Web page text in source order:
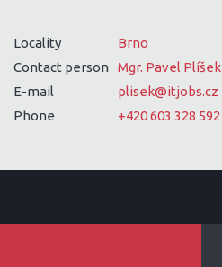
Locality
Brno
Contact person Mgr. Pavel Plíšek
E-mail
plisek@itjobs.cz
Phone
+420 603 328 592